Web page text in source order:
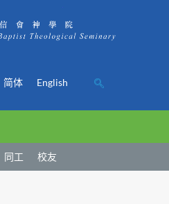
简体 English
同工 校友